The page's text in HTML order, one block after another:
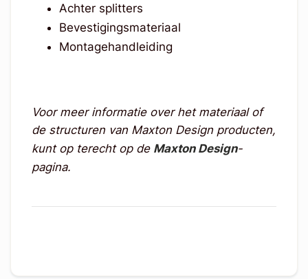
Achter splitters
Bevestigingsmateriaal
Montagehandleiding
Voor meer informatie over het materiaal of
de structuren van Maxton Design producten,
kunt op terecht op de Maxton Design-
pagina.